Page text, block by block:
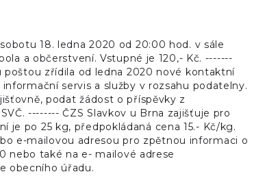
18. ledna 2020 od 20:00 hod. v sále
a občerstvení. Vstupné je 120,- Kč. -------
poštou zřídila od ledna 2020 nové kontaktní
servis a služby v rozsahu podatelny.
podat žádost o příspěvky z
-------- ČZS Slavkov u Brna zajišťuje pro
je po 25 kg, předpokládaná cena 15.- Kč/kg.
e-mailovou adresou pro zpětnou informaci o
nebo také na e- mailové adrese
obecního úřadu.